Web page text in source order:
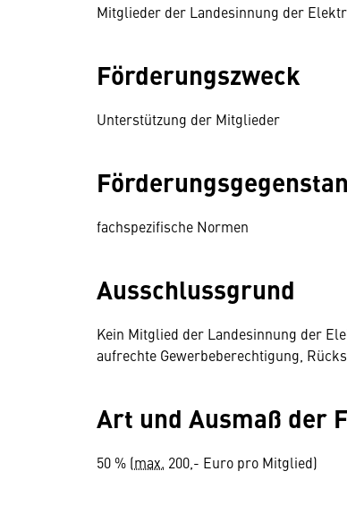
Mitglieder der Landesinnung der
Förderungszweck
Unterstützung der Mitglieder
fachspezifische Normen
Ausschlussgrund
Kein Mitglied der Landesinnung der
aufrechte Gewerbeberechtigung,
Art und Ausmaß der
50 % (max. 200,- Euro pro Mitglied)